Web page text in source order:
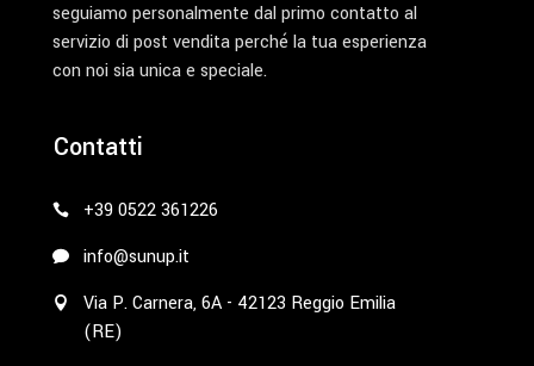
seguiamo personalmente dal primo contatto al
servizio di post vendita perché la tua esperienza
con noi sia unica e speciale.
Contatti
+39 0522 361226
info@sunup.it
Via P. Carnera, 6A - 42123 Reggio Emilia
(RE)